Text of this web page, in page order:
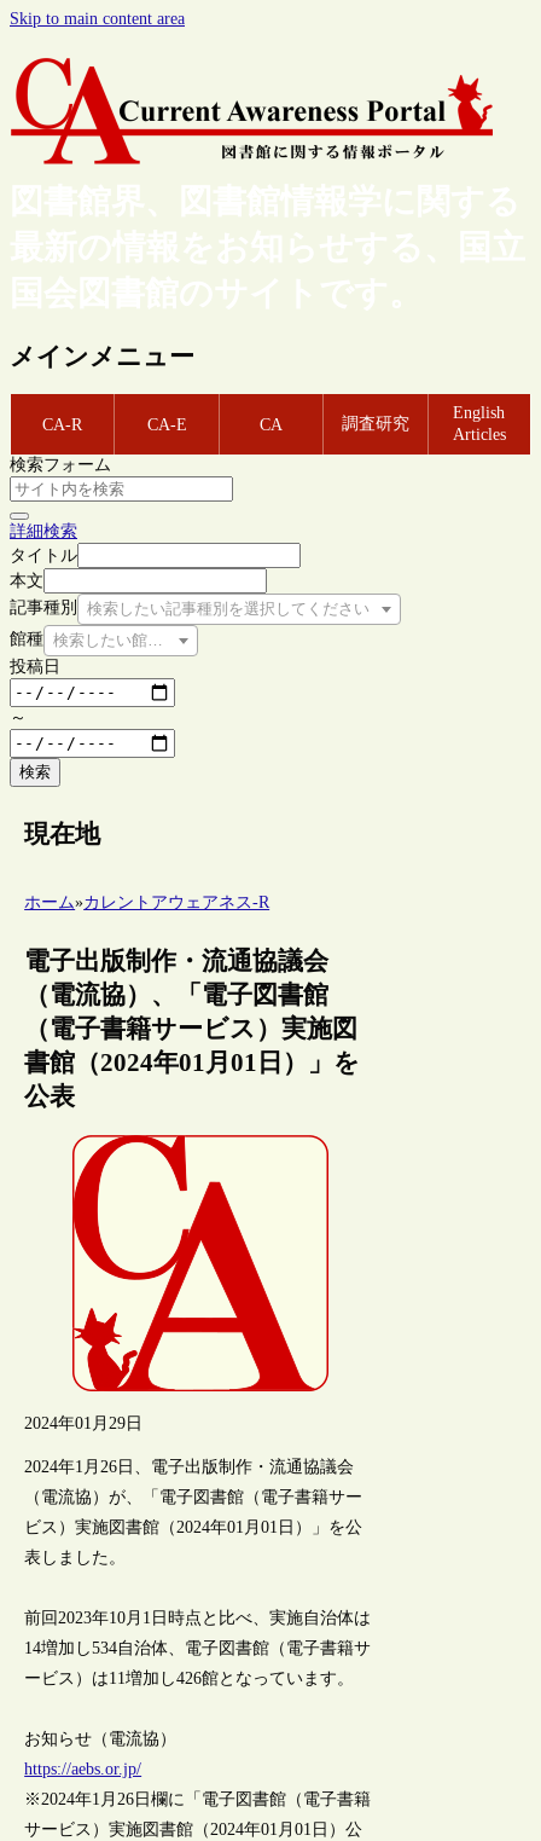
Skip to main content area
図書館界、図書館情報学に関する
最新の情報をお知らせする、国立
国会図書館のサイトです。
メインメニュー
CA-R CA-E CA 調査研究
English
Articles
検索フォーム
詳細検索
タイトル
本文
記事種別
検索したい記事種別を選択してください
館種 検索したい館種を選択してください
投稿日
～
検索
現在地
ホーム»カレントアウェアネス-R
電子出版制作・流通協議会
（電流協）、「電子図書館
（電子書籍サービス）実施図
書館（2024年01月01日）」を
公表
2024年01月29日
2024年1月26日、電子出版制作・流通協議会
（電流協）が、「電子図書館（電子書籍サー
ビス）実施図書館（2024年01月01日）」を公
表しました。
前回2023年10月1日時点と比べ、実施自治体は
14増加し534自治体、電子図書館（電子書籍サ
ービス）は11増加し426館となっています。
お知らせ（電流協）
https://aebs.or.jp/
※2024年1月26日欄に「電子図書館（電子書籍
サービス）実施図書館（2024年01月01日）公